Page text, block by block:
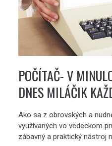
POČÍTAČ- V
DNES MILÁČIK
Ako sa z obrovských a
využívaných vo vedeckom
zábavný a praktický nástroj